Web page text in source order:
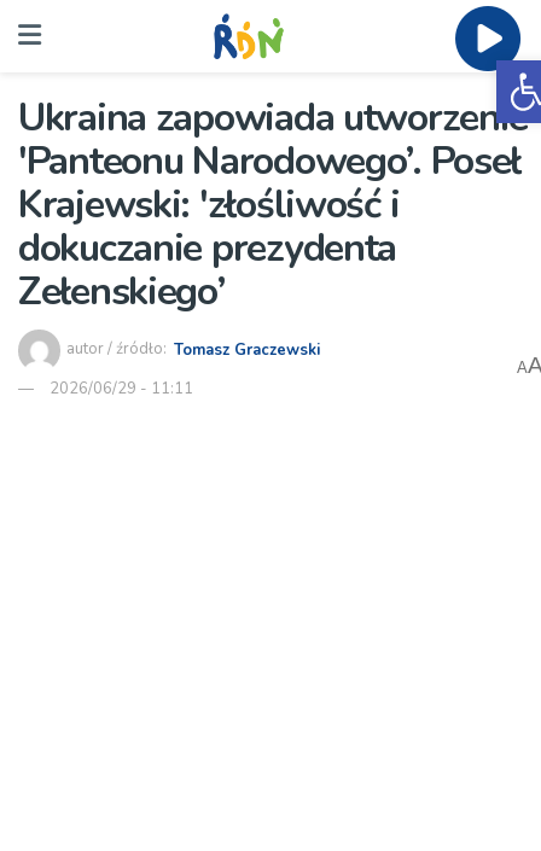
Ukraina zapowiada utworzenie
'Panteonu Narodowego’. Poseł
Krajewski: 'złośliwość i
dokuczanie prezydenta
Zełenskiego’
autor / źródło: Tomasz Graczewski
2026/06/29 - 11:11
A